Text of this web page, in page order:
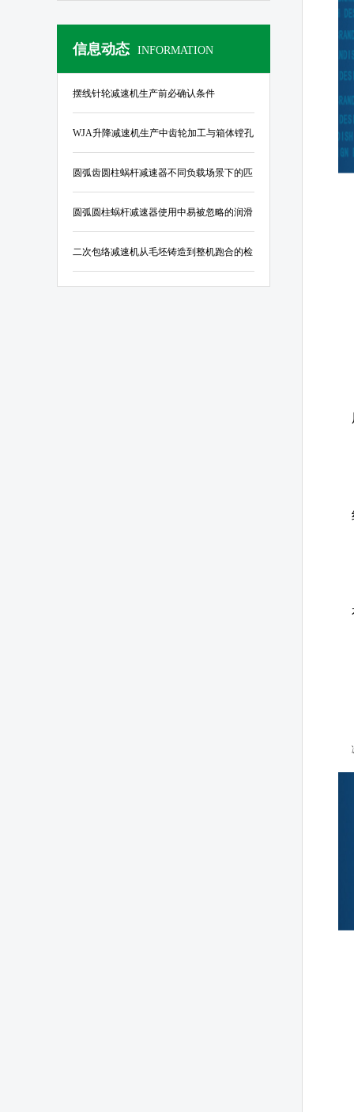
机
信息动态 INFORMATION
摆线针轮减速机生产前必确认条件
WJA升降减速机生产中齿轮加工与箱体镗孔
圆弧齿圆柱蜗杆减速器不同负载场景下的匹
圆弧圆柱蜗杆减速器使用中易被忽略的润滑
二次包络减速机从毛坯铸造到整机跑合的检